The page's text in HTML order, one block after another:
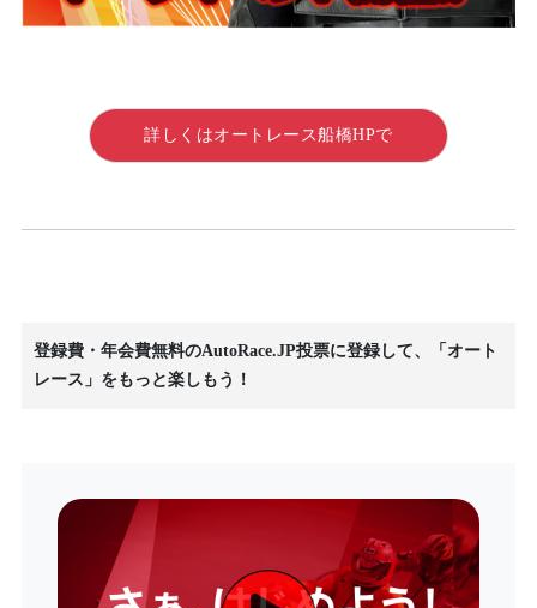
詳しくはオートレース船橋HPで
登録費・年会費無料のAutoRace.JP投票に登録して、「オート
レース」をもっと楽しもう！